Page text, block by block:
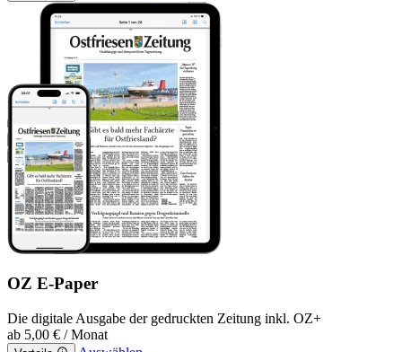
OZ E-Paper
Die digitale Ausgabe der gedruckten Zeitung inkl. OZ+
ab 5,00 € / Monat